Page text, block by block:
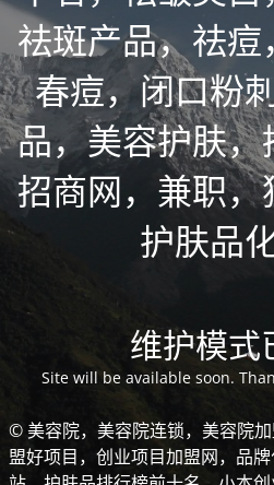
祛斑产品，祛
春痘，闭口粉
品，美容护肤
招商网，兼职
护肤品
维护模式
Site will be available soon.
© 美容院，美容院连锁，美容院
盟好项目，创业项目加盟网，品